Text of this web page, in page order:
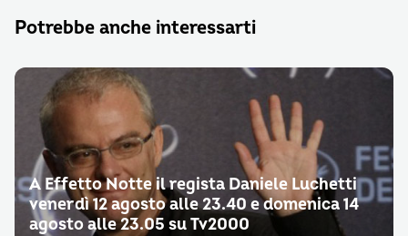
Potrebbe anche interessarti
A Effetto Notte il regista Daniele Luchetti
venerdì 12 agosto alle 23.40 e domenica 14
agosto alle 23.05 su Tv2000